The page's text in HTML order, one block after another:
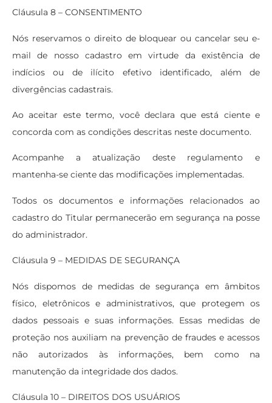
Cláusula 8 – CONSENTIMENTO
Nós reservamos o direito de bloquear ou cancelar seu e-
mail de nosso cadastro em virtude da existência de
indícios ou de ilícito efetivo identificado, além de
divergências cadastrais.
Ao aceitar este termo, você declara que está ciente e
concorda com as condições descritas neste documento.
Acompanhe a atualização deste regulamento e
mantenha-se ciente das modificações implementadas.
Todos os documentos e informações relacionados ao
cadastro do Titular permanecerão em segurança na posse
do administrador.
Cláusula 9 – MEDIDAS DE SEGURANÇA
Nós dispomos de medidas de segurança em âmbitos
físico, eletrônicos e administrativos, que protegem os
dados pessoais e suas informações. Essas medidas de
proteção nos auxiliam na prevenção de fraudes e acessos
não autorizados às informações, bem como na
manutenção da integridade dos dados.
Cláusula 10 – DIREITOS DOS USUÁRIOS